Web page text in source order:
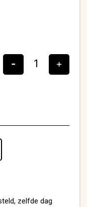
- +
zelfde dag